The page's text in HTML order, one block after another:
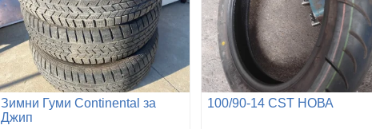
Зимни Гуми Continental за
Джип
100/90‐14 CST НОВА